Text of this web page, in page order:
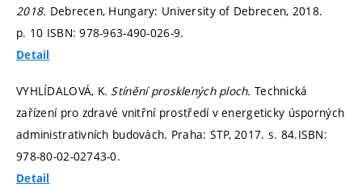
2018. Debrecen, Hungary: University of Debrecen, 2018.
p. 10 ISBN: 978-963-490-026-9.
Detail
VYHLÍDALOVÁ, K. Stínění prosklených ploch.Technická
zařízení pro zdravé vnitřní prostředí v energeticky úsporných
administrativních budovách. Praha: STP, 2017. s. 84.ISBN:
978-80-02-02743-0.
Detail